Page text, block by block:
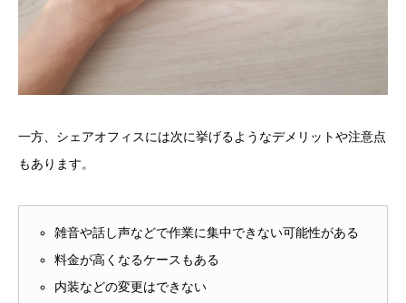
一方、シェアオフィスには次に挙げるようなデメリットや注意点
もあります。
雑音や話し声などで作業に集中できない可能性がある
料金が高くなるケースもある
内装などの変更はできない